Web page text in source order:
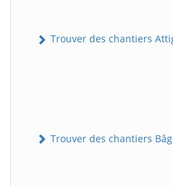
Trouver des chantiers
Trouver des chantiers